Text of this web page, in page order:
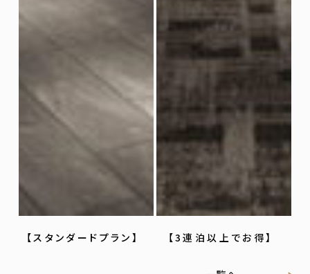
【スタンダードプラン】 【3連泊以上でお得】